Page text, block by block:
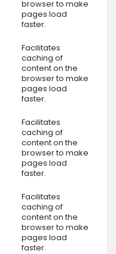
browser to make
pages load
faster.
Facilitates
caching of
content on the
browser to make
pages load
faster.
Facilitates
caching of
content on the
browser to make
pages load
faster.
Facilitates
caching of
content on the
browser to make
pages load
faster.